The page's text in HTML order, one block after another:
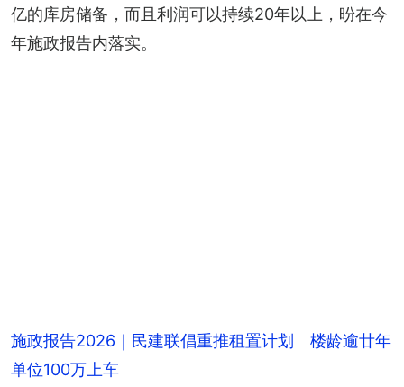
亿的库房储备，而且利润可以持续20年以上，昐在今
年施政报告内落实。
施政报告2026｜民建联倡重推租置计划 楼龄逾廿年
单位100万上车